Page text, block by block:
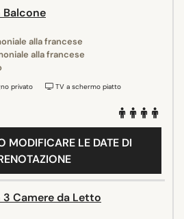
alla francese
alla francese
privato TV a schermo piatto
MODIFICARE LE DATE DI
Camere da Letto